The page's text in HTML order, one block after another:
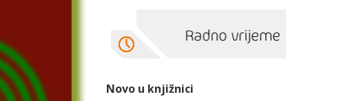
Novo u knjižnici